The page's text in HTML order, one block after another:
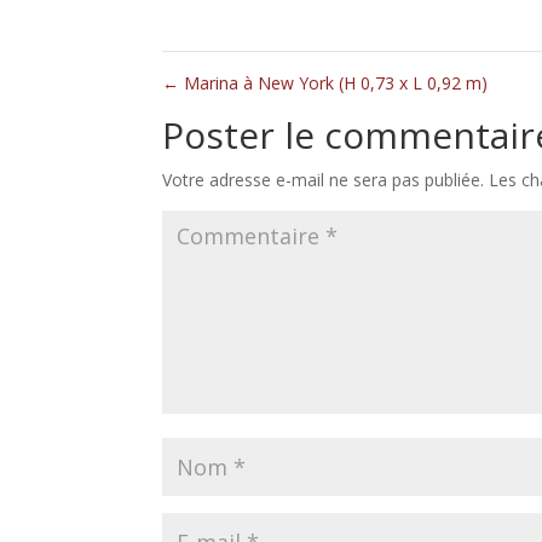
← Marina à New York (H 0,73 x L 0,92 m)
Poster le
Votre adresse e-mail ne sera pas publiée. Les